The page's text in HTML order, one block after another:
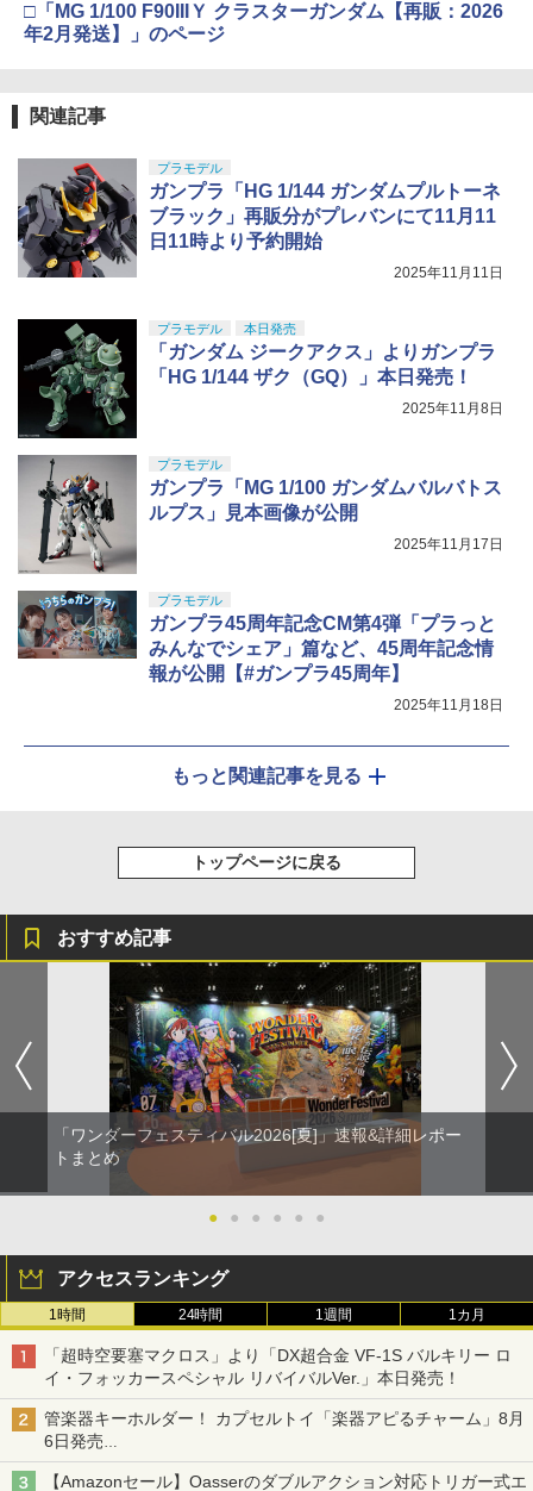
□「MG 1/100 F90IIIＹ クラスターガンダム【再販：2026
年2月発送】」のページ
関連記事
プラモデル
ガンプラ「HG 1/144 ガンダムプルトーネ
ブラック」再販分がプレバンにて11月11
日11時より予約開始
2025年11月11日
プラモデル 本日発売
「ガンダム ジークアクス」よりガンプラ
「HG 1/144 ザク（GQ）」本日発売！
2025年11月8日
プラモデル
ガンプラ「MG 1/100 ガンダムバルバトス
ルプス」見本画像が公開
2025年11月17日
プラモデル
ガンプラ45周年記念CM第4弾「プラっと
みんなでシェア」篇など、45周年記念情
報が公開【#ガンプラ45周年】
2025年11月18日
もっと関連記事を見る
トップページに戻る
おすすめ記事
「ワンダーフェスティバル2026[夏]」速報&詳細レポー
トまとめ
● ● ● ● ● ●
アクセスランキング
1時間 24時間 1週間 1カ月
「超時空要塞マクロス」より「DX超合金 VF-1S バルキリー ロ
イ・フォッカースペシャル リバイバルVer.」本日発売！
管楽器キーホルダー！ カプセルトイ「楽器アピるチャーム」8月
6日発売
チューバ、テナサクなど5種各3色
【Amazonセール】Oasserのダブルアクション対応トリガー式エ